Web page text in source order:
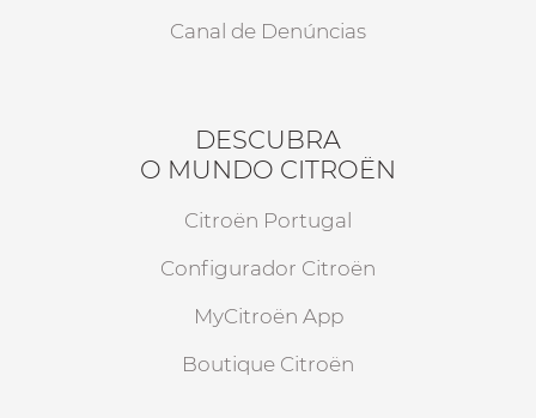
Canal de Denúncias
DESCUBRA
O MUNDO CITROËN
Citroën Portugal
Configurador Citroën
MyCitroën App
Boutique Citroën